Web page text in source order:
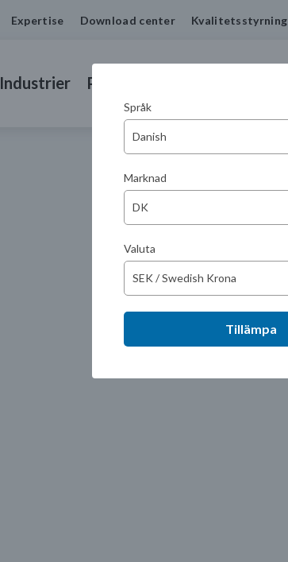
Expertise Download center Kvalitetsstyrning
Industrier Produkter
Språk
Marknad
Valuta
Tillämpa